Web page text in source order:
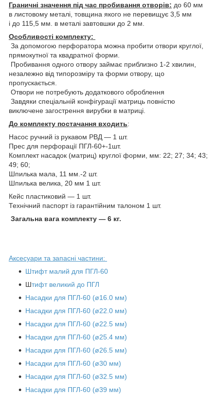
Граничні значення під час пробивання отворів: до 60 мм
в листовому металі, товщина якого не перевищує 3,5 мм
і до 115,5 мм. в металі завтовшки до 2 мм.
Особливості комплекту:
За допомогою перфоратора можна пробити отвори круглої,
прямокутної та квадратної форми.
Пробивання одного отвору займає приблизно 1-2 хвилин,
незалежно від типорозміру та форми отвору, що
пропускається.
Отвори не потребують додаткового оброблення
Завдяки спеціальній конфігурації матриць повністю
виключене загострення вирубки в матриці.
До комплекту постачання входить:
Насос ручний із рукавом РВД — 1 шт.
Прес для перфорації ПГЛ-60+-1шт.
Комплект насадок (матриц) круглої форми, мм: 22; 27; 34; 43;
49; 60;
Шпилька мала, 11 мм.-2 шт.
Шпилька велика, 20 мм 1 шт.
Кейс пластиковий — 1 шт.
Технічний паспорт із гарантійним талоном 1 шт.
Загальна вага комплекту — 6 кг.
Аксесуари та запасні частини:
Штифт малий для ПГЛ-60
Штифт великий до ПГЛ
Насадки для ПГЛ-60 (ø16.0 мм)
Насадки для ПГЛ-60 (ø22.0 мм)
Насадки для ПГЛ-60 (ø22.5 мм)
Насадки для ПГЛ-60 (ø25.4 мм)
Насадки для ПГЛ-60 (ø26.5 мм)
Насадки для ПГЛ-60 (ø30 мм)
Насадки для ПГЛ-60 (ø32.5 мм)
Насадки для ПГЛ-60 (ø39 мм)